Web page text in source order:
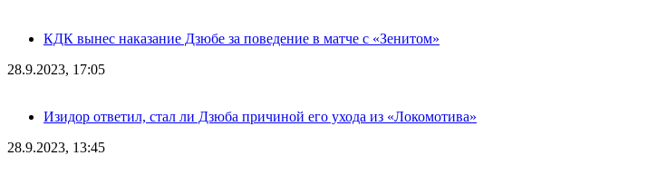
КДК вынес наказание Дзюбе за поведение в матче с «Зенитом»
28.9.2023, 17:05
Изидор ответил, стал ли Дзюба причиной его ухода из «Локомотива»
28.9.2023, 13:45